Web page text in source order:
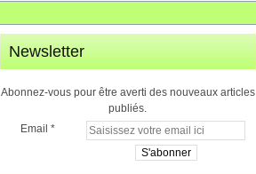
Newsletter
Abonnez-vous pour être averti des nouveaux articles
publiés.
Email